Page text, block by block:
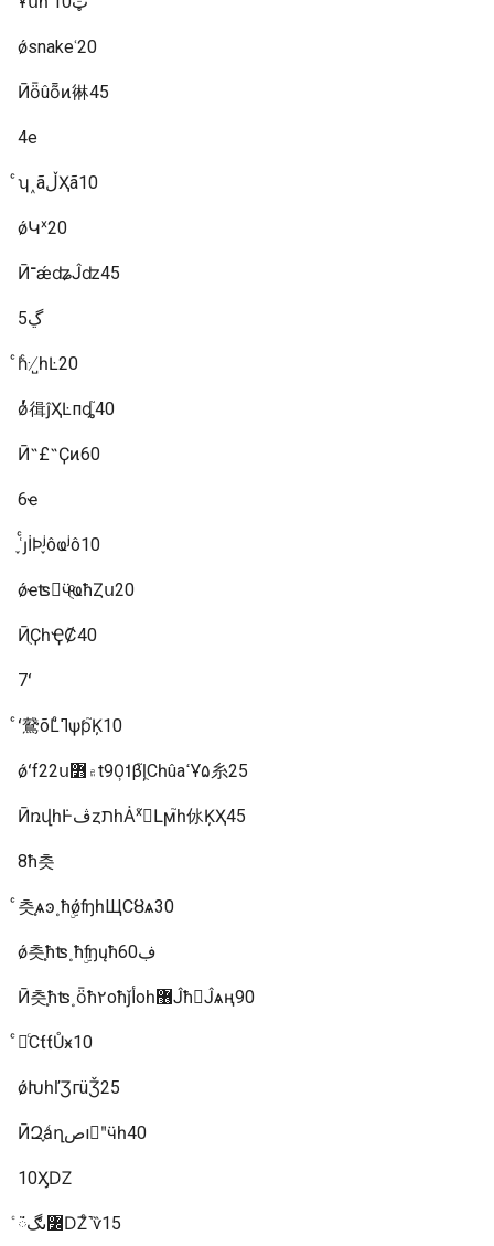
ǿsnakeʿ20
Ӣȫûȭͷ㣩45
4е
ͨʮ˰ãڵҲã10
ǿԿˣ20
Ӣ־ǽʥĴʣ45
5ڲ
ͨһͨ·˽̸һĿ20
ǿͬͬ㣬ĵҲĿпȡ֮40
Ӣ˵£˶Ҫͷ60
6ҽ
ͨʿ֪ȷİϷ֪ʲôҩʲô10
ǿҽʦ𣬸ӵֻͨҩħȤս20
ӢֻҪһҾܰȻ40
7ʻ
ͨʻ䳣õĽͨߣѱƥ֮Ķ10
ǿʻf22ս۾߻t90̹˦β֮ļֻСһûаߵҰ۵糸25
ӢռվһܿͰڤȥתһȦˣ֮񻰶Լϻ֮һ㲻ĶҲ45
8ħ츳
ͨ츳ֵ֧ѧͽ˳ħۣǿʩһЩСȣѧ30
ǿ츳ֵ֧ħʦ˳ħۣʩųħڣ60
Ӣ츳ֵ֧ħʦ˳ȫħ۲оħǰأоһ޶Ĵħ𼶵Ĵѧң90
ͨ졢ͨСƭƭŮӿ10
ǿԽһľƷгüǮ25
ӢԶ֪ǻղصıʺӵһ40
10ӼǱ
ͨܿᰮ߼ںڰǱͨ˺ѷ15